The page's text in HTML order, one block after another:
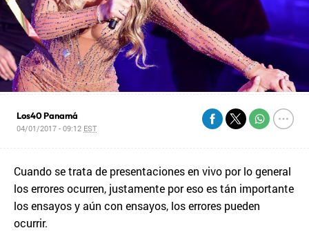
Los40 Panamá
04/01/2017 - 09:12 EST
Cuando se trata de presentaciones en vivo por lo general
los errores ocurren, justamente por eso es tán importante
los ensayos y aún con ensayos, los errores pueden
ocurrir.